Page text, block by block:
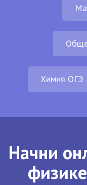
Химия ОГЭ
Начни